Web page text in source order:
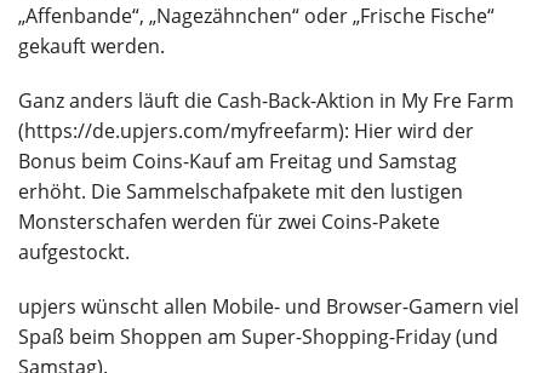
„Affenbande“, „Nagezähnchen“ oder „Frische Fische“
gekauft werden.
Ganz anders läuft die Cash-Back-Aktion in My Fre Farm
(https://de.upjers.com/myfreefarm): Hier wird der
Bonus beim Coins-Kauf am Freitag und Samstag
erhöht. Die Sammelschafpakete mit den lustigen
Monsterschafen werden für zwei Coins-Pakete
aufgestockt.
upjers wünscht allen Mobile- und Browser-Gamern viel
Spaß beim Shoppen am Super-Shopping-Friday (und
Samstag).